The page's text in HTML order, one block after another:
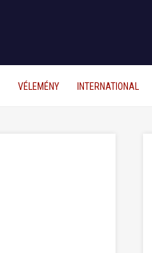
VÉLEMÉNY INTERNATIONAL